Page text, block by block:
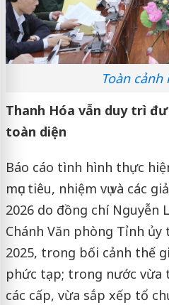
Toàn
Thanh Hóa vẫn duy trì
toàn diện
Báo cáo tình hình thực
mục tiêu, nhiệm vụ và các
2026 do đồng chí Nguyễn
Chánh Văn phòng Tỉnh
2025, trong bối cảnh thế
phức tạp; trong nước vừa
các cấp, vừa sắp xếp tổ